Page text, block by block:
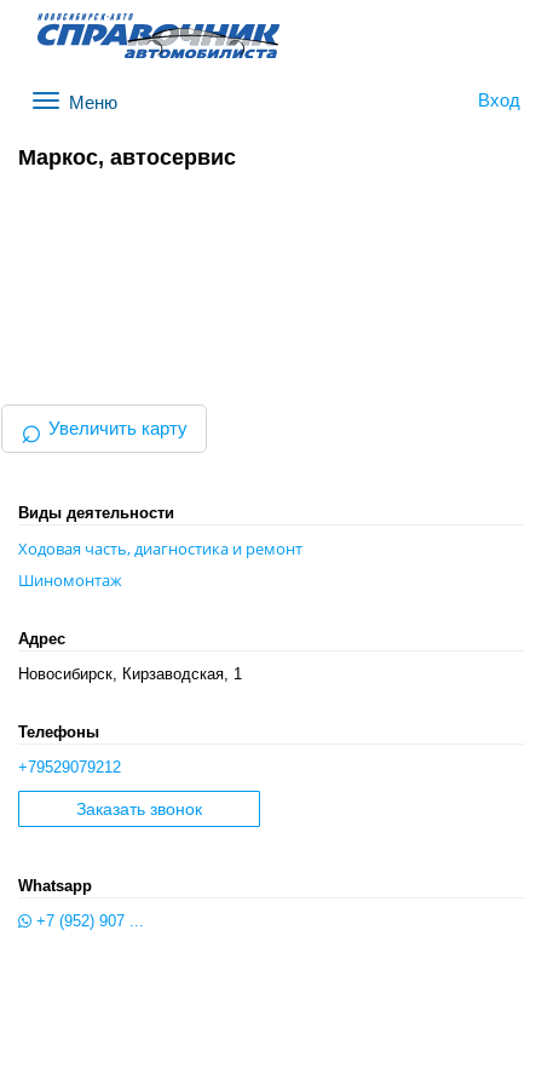
Вход
Маркос, автосервис
⌕ Увеличить карту
Виды деятельности
Ходовая часть, диагностика и ремонт
Шиномонтаж
Адрес
Новосибирск, Кирзаводская, 1
Телефоны
+79529079212
Заказать звонок
Whatsapp
+7 (952) 907 ...